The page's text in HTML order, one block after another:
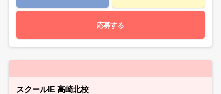
応募する
スクールIE 高崎北校